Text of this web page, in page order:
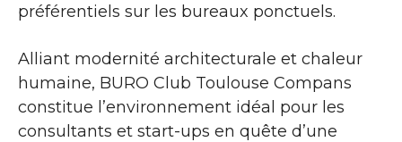
préférentiels sur les bureaux ponctuels.
Alliant modernité architecturale et chaleur
humaine, BURO Club Toulouse Compans
constitue l’environnement idéal pour les
consultants et start-ups en quête d’une